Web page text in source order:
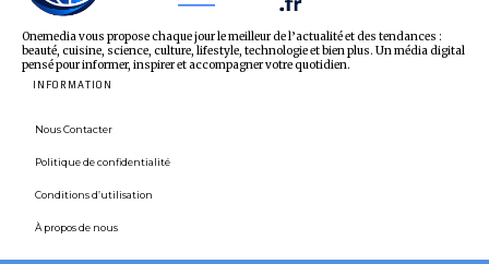
Onemedia vous propose chaque jour le meilleur de l’actualité et des tendances :
beauté, cuisine, science, culture, lifestyle, technologie et bien plus. Un média digital
pensé pour informer, inspirer et accompagner votre quotidien.
INFORMATION
Nous Contacter
Politique de confidentialité
Conditions d’utilisation
À propos de nous